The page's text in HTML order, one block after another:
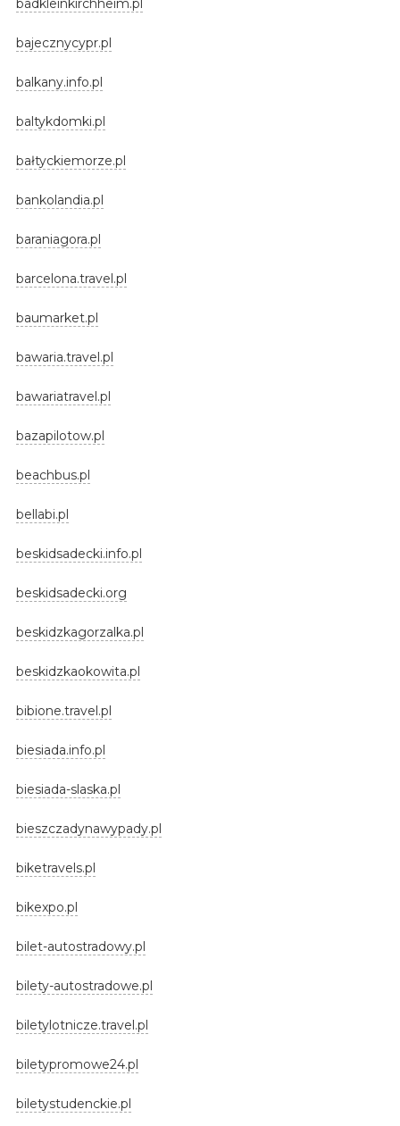
badkleinkirchheim.pl
bajecznycypr.pl
balkany.info.pl
baltykdomki.pl
bałtyckiemorze.pl
bankolandia.pl
baraniagora.pl
barcelona.travel.pl
baumarket.pl
bawaria.travel.pl
bawariatravel.pl
bazapilotow.pl
beachbus.pl
bellabi.pl
beskidsadecki.info.pl
beskidsadecki.org
beskidzkagorzalka.pl
beskidzkaokowita.pl
bibione.travel.pl
biesiada.info.pl
biesiada-slaska.pl
bieszczadynawypady.pl
biketravels.pl
bikexpo.pl
bilet-autostradowy.pl
bilety-autostradowe.pl
biletylotnicze.travel.pl
biletypromowe24.pl
biletystudenckie.pl